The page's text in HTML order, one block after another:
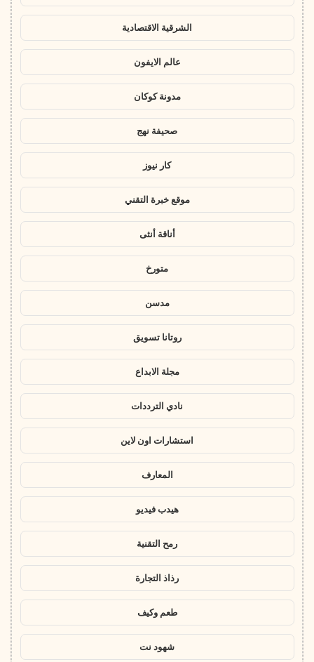
الشرقية الاقتصادية
عالم الايفون
مدونة كوكان
صحيفة نهج
كار نيوز
موقع خبرة التقني
أناقة أنثى
متورخ
مدسن
روتانا تسويق
مجلة الابداع
نادي الترددات
استشارات اون لاين
المعارف
هيدب فيديو
رمح التقنية
رذاذ التجارة
طعم وكيف
شهود نت